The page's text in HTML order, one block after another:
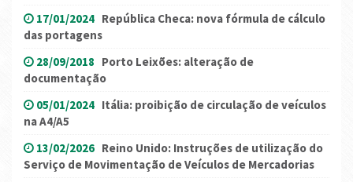
17/01/2024 República Checa: nova fórmula de cálculo
das portagens
28/09/2018 Porto Leixões: alteração de
documentação
05/01/2024 Itália: proibição de circulação de veículos
na A4/A5
13/02/2026 Reino Unido: Instruções de utilização do
Serviço de Movimentação de Veículos de Mercadorias